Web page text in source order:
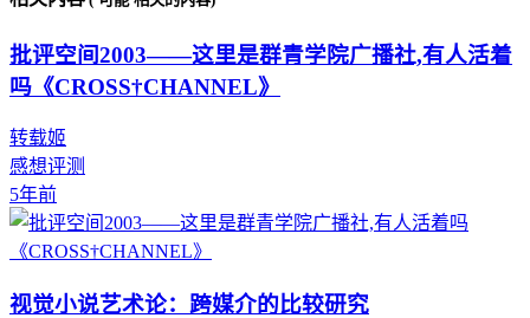
批评空间2003——这里是群青学院广播社,有人活着
吗《CROSS†CHANNEL》
转载姬
感想评测
5年前
视觉小说艺术论：跨媒介的比较研究